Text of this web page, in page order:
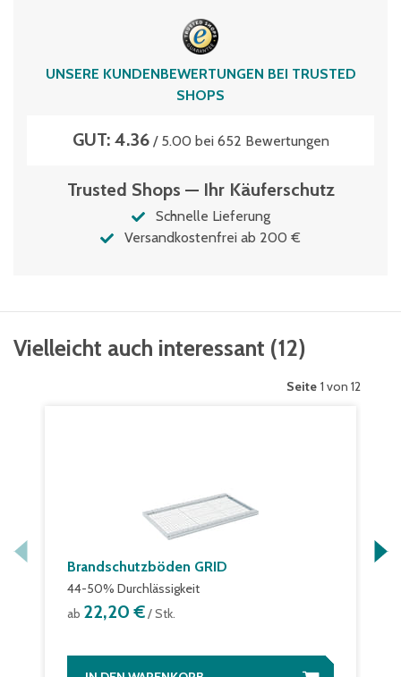
UNSERE KUNDENBEWERTUNGEN BEI TRUSTED
SHOPS
GUT: 4.36/ 5.00 bei 652 Bewertungen
Trusted Shops — Ihr Käuferschutz
Schnelle Lieferung
Versandkostenfrei ab 200 €
Vielleicht auch interessant (12)
Seite 1 von 12
Brandschutzböden GRID
44-50% Durchlässigkeit
ab 22,20 €/ Stk.